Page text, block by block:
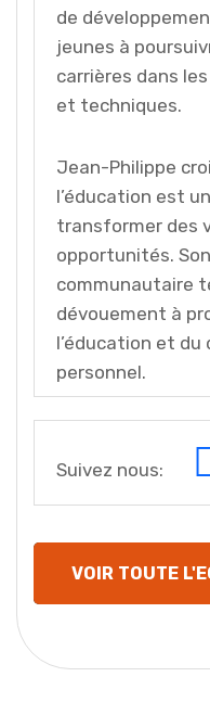
de
jeunes à
carrières dans
et techniques.
Jean-Philippe
l’éducation est
transformer des
opportunités.
communautaire
dévouement à
l’éducation et
personnel.
Suivez nous:
VOIR TOUTE